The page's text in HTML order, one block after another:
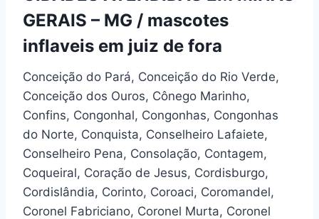
GERAIS – MG / mascotes
inflaveis em juiz de fora
Conceição do Pará, Conceição do Rio Verde,
Conceição dos Ouros, Cônego Marinho,
Confins, Congonhal, Congonhas, Congonhas
do Norte, Conquista, Conselheiro Lafaiete,
Conselheiro Pena, Consolação, Contagem,
Coqueiral, Coração de Jesus, Cordisburgo,
Cordislândia, Corinto, Coroaci, Coromandel,
Coronel Fabriciano, Coronel Murta, Coronel